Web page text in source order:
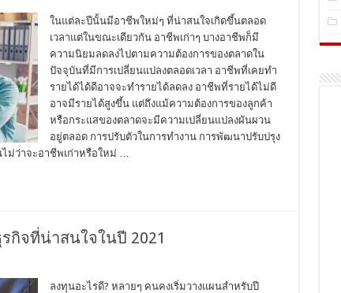
ในแต่ละปีนั้นมีอาชีพใหม่ๆ ที่น่าสนใจเกิดขึ้นตลอด
เวลาแต่ในขณะเดียวกัน อาชีพเก่าๆ บางอาชีพก็มี
ความนิยมลดลงไปตามความต้องการของตลาดใน
ปัจจุบันที่มีการเปลี่ยนแปลงตลอดเวลา อาชีพที่เคยทำ
รายได้ได้ดีอาจจะทำรายได้ลดลง อาชีพที่รายได้ไม่ดี
อาจมีรายได้สูงขึ้น แต่ถึงแม้ความต้องการของลูกค้า
หรือกระแสของตลาดจะมีความเปลี่ยนแปลงผันผวน
อยู่ตลอด การปรับตัวในการทำงาน การพัฒนาปรับปรุง
ม่ว่าจะอาชีพเก่าหรือใหม่ …
กิจที่น่าสนใจในปี 2021
ลงทุนอะไรดี? หลายๆ คนคงเริ่มวางแผนสำหรับปี